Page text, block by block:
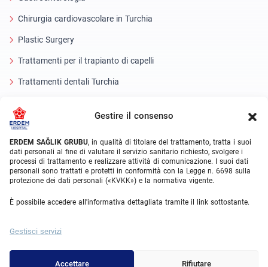
Gestire il consenso
ERDEM SAĞLIK GRUBU, in qualità di titolare del trattamento, tratta i suoi
dati personali al fine di valutare il servizio sanitario richiesto, svolgere i
processi di trattamento e realizzare attività di comunicazione. I suoi dati
personali sono trattati e protetti in conformità con la Legge n. 6698 sulla
protezione dei dati personali («KVKK») e la normativa vigente.
È possibile accedere all'informativa dettagliata tramite il link sottostante.
Gestisci servizi
Accettare Rifiutare
Chirurgia cardiovascolare in Turchia
Plastic Surgery
Trattamenti per il trapianto di capelli
Trattamenti dentali Turchia
About Erdem
Chi siamo
Unità mediche
Squadra medica